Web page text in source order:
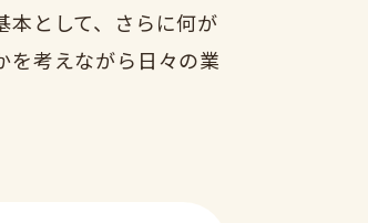
本として、さらに何が
を考えながら日々の業